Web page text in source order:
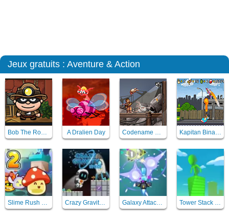
Jeux gratuits : Aventure & Action
Bob The Robber 5 Temple Adventure A Dralien Day Codename Gordon Kapitan Binarny
Slime Rush TD 2 Crazy Gravity Space Galaxy Attack Virus Shooter Tower Stack Slip